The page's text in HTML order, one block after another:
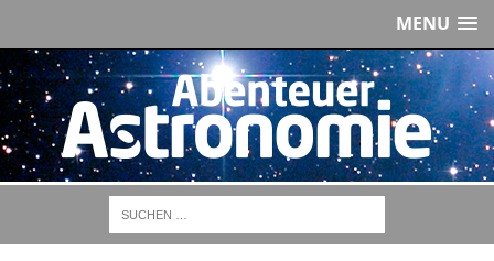
MENU